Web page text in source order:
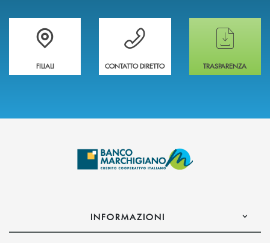
Trova la filiale più vicina a te
FILIALI
Hai bisogno di assistenza immediata ?
CONTATTO DIRETTO
Hai bisogno di
TRASPARENZA
INFORMAZIONI